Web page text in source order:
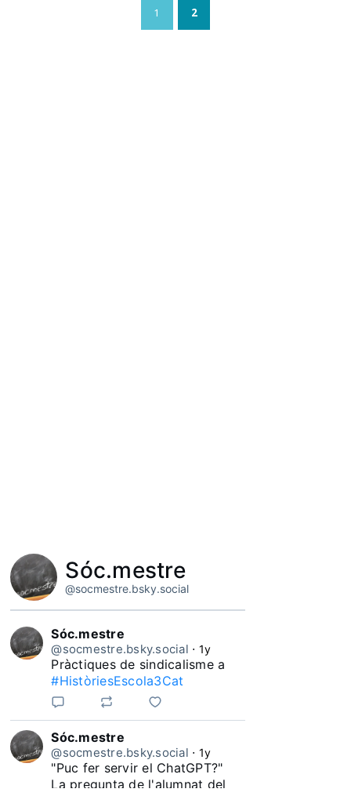
1 2
Sóc.mestre
@socmestre.bsky.social
Sóc.mestre
@socmestre.bsky.social ⋅ 1y
#HistòriesEscola3Cat
Sóc.mestre
@socmestre.bsky.social ⋅ 1y
"Puc fer servir el ChatGPT?"
La pregunta de l'alumnat del